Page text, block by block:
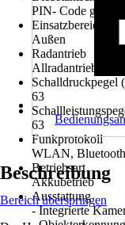
PIN- Code
Einsatzbereich
Außen
Radantrieb
Allradantrieb
Schalldruckpegel
63
63
Funkprotokoll
WLAN, Bluetooth
Betriebsart
Akkubetrieb
Ausstattung
- Integrierte
Beschreibung
Bereich überspringen